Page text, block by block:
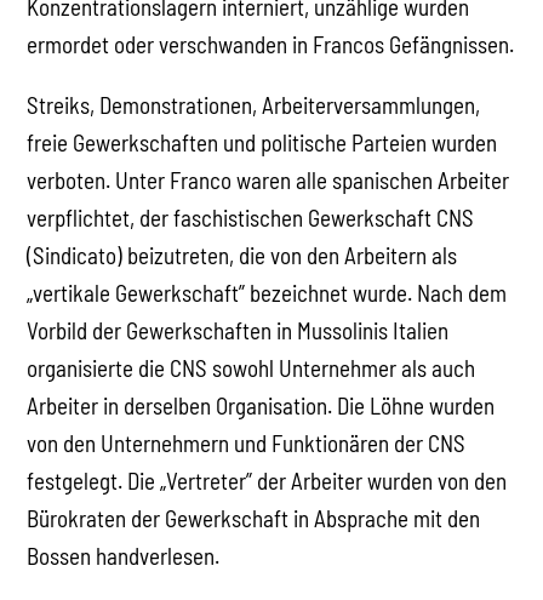
Konzentrationslagern interniert, unzählige wurden
ermordet oder verschwanden in Francos Gefängnissen.
Streiks, Demonstrationen, Arbeiterversammlungen,
freie Gewerkschaften und politische Parteien wurden
verboten. Unter Franco waren alle spanischen Arbeiter
verpflichtet, der faschistischen Gewerkschaft CNS
(Sindicato) beizutreten, die von den Arbeitern als
„vertikale Gewerkschaft” bezeichnet wurde. Nach dem
Vorbild der Gewerkschaften in Mussolinis Italien
organisierte die CNS sowohl Unternehmer als auch
Arbeiter in derselben Organisation. Die Löhne wurden
von den Unternehmern und Funktionären der CNS
festgelegt. Die „Vertreter” der Arbeiter wurden von den
Bürokraten der Gewerkschaft in Absprache mit den
Bossen handverlesen.